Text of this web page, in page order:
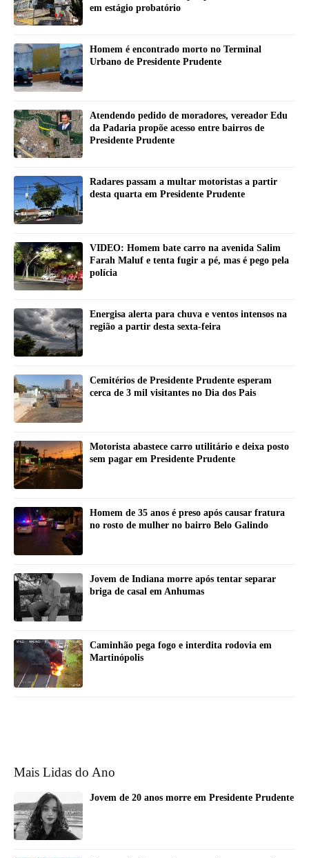
em estágio probatório
Homem é encontrado morto no Terminal
Urbano de Presidente Prudente
Atendendo pedido de moradores, vereador Edu
da Padaria propõe acesso entre bairros de
Presidente Prudente
Radares passam a multar motoristas a partir
desta quarta em Presidente Prudente
VIDEO: Homem bate carro na avenida Salim
Farah Maluf e tenta fugir a pé, mas é pego pela
polícia
Energisa alerta para chuva e ventos intensos na
região a partir desta sexta-feira
Cemitérios de Presidente Prudente esperam
cerca de 3 mil visitantes no Dia dos Pais
Motorista abastece carro utilitário e deixa posto
sem pagar em Presidente Prudente
Homem de 35 anos é preso após causar fratura
no rosto de mulher no bairro Belo Galindo
Jovem de Indiana morre após tentar separar
briga de casal em Anhumas
Caminhão pega fogo e interdita rodovia em
Martinópolis
Mais Lidas do Ano
Jovem de 20 anos morre em Presidente Prudente